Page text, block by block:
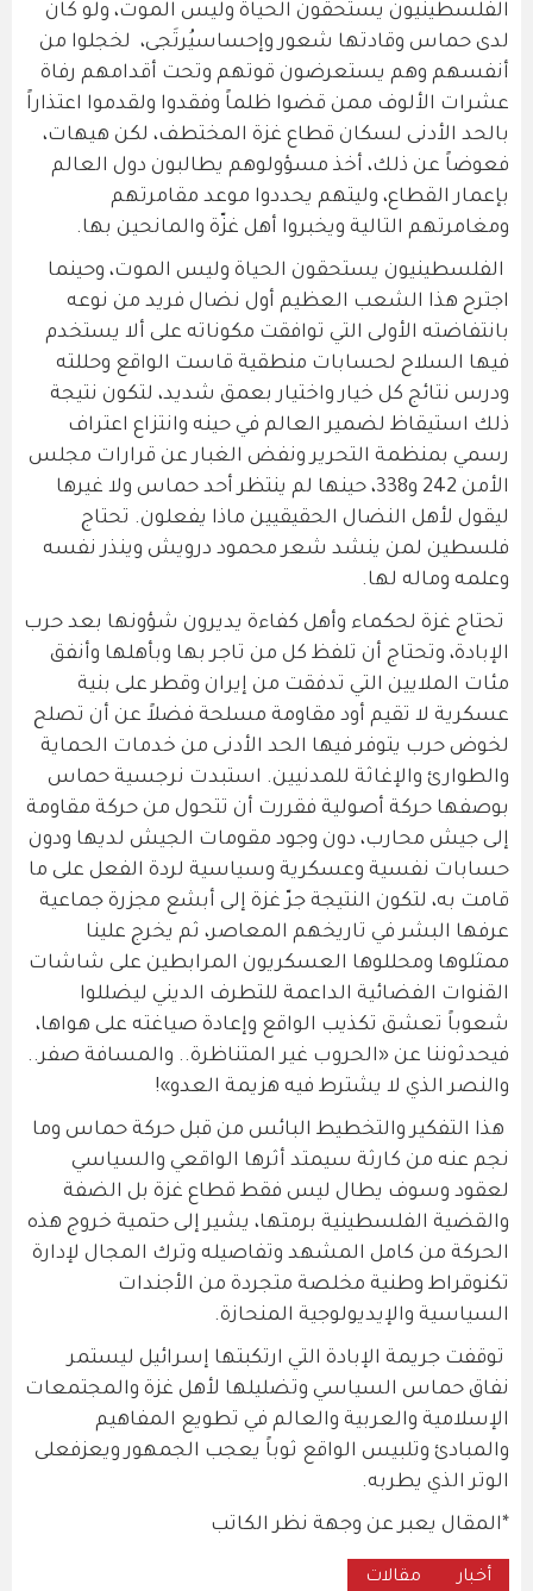
الفلسطينيون يستحقون الحياة وليس الموت، ولو كان
لدى حماس وقادتها شعور وإحساسيُرتَجى، لخجلوا من
أنفسهم وهم يستعرضون قوتهم وتحت أقدامهم رفاة
عشرات الألوف ممن قضوا ظلماً وفقدوا ولقدموا اعتذاراً
بالحد الأدنى لسكان قطاع غزة المختطف، لكن هيهات،
فعوضاً عن ذلك، أخذ مسؤولوهم يطالبون دول العالم
بإعمار القطاع، وليتهم يحددوا موعد مقامرتهم
ومغامرتهم التالية ويخبروا أهل غزّة والمانحين بها.
الفلسطينيون يستحقون الحياة وليس الموت، وحينما
اجترح هذا الشعب العظيم أول نضال فريد من نوعه
بانتفاضته الأولى التي توافقت مكوناته على ألا يستخدم
فيها السلاح لحسابات منطقية قاست الواقع وحللته
ودرس نتائج كل خيار واختيار بعمق شديد، لتكون نتيجة
ذلك استيقاظ لضمير العالم في حينه وانتزاع اعتراف
رسمي بمنظمة التحرير ونفض الغبار عن قرارات مجلس
الأمن 242 و338، حينها لم ينتظر أحد حماس ولا غيرها
ليقول لأهل النضال الحقيقيين ماذا يفعلون. تحتاج
فلسطين لمن ينشد شعر محمود درويش وينذر نفسه
وعلمه وماله لها.
تحتاج غزة لحكماء وأهل كفاءة يديرون شؤونها بعد حرب
الإبادة، وتحتاج أن تلفظ كل من تاجر بها وبأهلها وأنفق
مئات الملايين التي تدفقت من إيران وقطر على بنية
عسكرية لا تقيم أود مقاومة مسلحة فضلاً عن أن تصلح
لخوض حرب يتوفر فيها الحد الأدنى من خدمات الحماية
والطوارئ والإغاثة للمدنيين. استبدت نرجسية حماس
بوصفها حركة أصولية فقررت أن تتحول من حركة مقاومة
إلى جيش محارب، دون وجود مقومات الجيش لديها ودون
حسابات نفسية وعسكرية وسياسية لردة الفعل على ما
قامت به، لتكون النتيجة جرّ غزة إلى أبشع مجزرة جماعية
عرفها البشر في تاريخهم المعاصر، ثم يخرج علينا
ممثلوها ومحللوها العسكريون المرابطين على شاشات
القنوات الفضائية الداعمة للتطرف الديني ليضللوا
شعوباً تعشق تكذيب الواقع وإعادة صياغته على هواها،
فيحدثوننا عن «الحروب غير المتناظرة.. والمسافة صفر..
والنصر الذي لا يشترط فيه هزيمة العدو»!
هذا التفكير والتخطيط البائس من قبل حركة حماس وما
نجم عنه من كارثة سيمتد أثرها الواقعي والسياسي
لعقود وسوف يطال ليس فقط قطاع غزة بل الضفة
والقضية الفلسطينية برمتها، يشير إلى حتمية خروج هذه
الحركة من كامل المشهد وتفاصيله وترك المجال لإدارة
تكنوقراط وطنية مخلصة متجردة من الأجندات
السياسية والإيديولوجية المنحازة.
توقفت جريمة الإبادة التي ارتكبتها إسرائيل ليستمر
نفاق حماس السياسي وتضليلها لأهل غزة والمجتمعات
الإسلامية والعربية والعالم في تطويع المفاهيم
والمبادئ وتلبيس الواقع ثوباً يعجب الجمهور ويعزفعلى
الوتر الذي يطربه.
*المقال يعبر عن وجهة نظر الكاتب
أخبار مقالات